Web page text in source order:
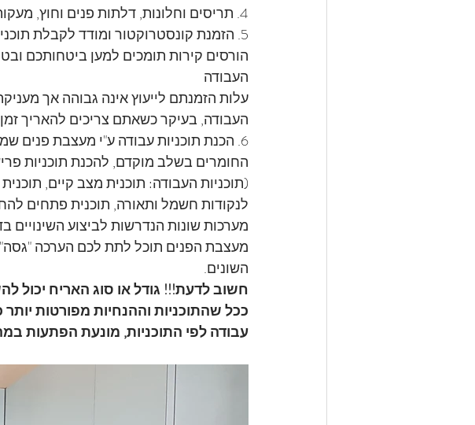
4. תריסים וחלונות, דלתות פנים וחוץ, מעקות, מדרגות.
5. הזמנת קונסטרוקטור ומודד לקבלת
הורסים קירות תומכים למען ביטחותכם
העבודה
עלות הזמנתם לייעוץ אינה גבוהה אך
העבודה, בעיקר כשאתם צריכים להאריך
6. הכנת תוכניות עבודה ע"י מעצבת פנים
החומרים בשלב מוקדם, להכנת תוכניות
(תוכניות העבודה: תוכנית מצב קיים,
לנקודות חשמל ותאורה, תוכנית פתחים
מערכות שונות הנדרשות לביצוע השינויים
מעצבת הפנים תוכל לתת לכם הערכה "גסה"
השונים.
חשוב לדעת!!! גודל או סוג האריח יכול
ככל שהתוכניות וההנחיות מפורטות
עבודה לפי התוכניות, מונעת הפתעות